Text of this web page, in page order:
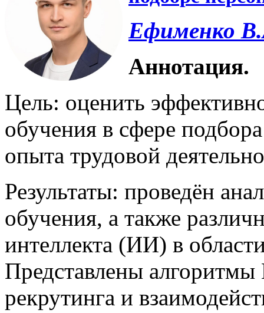
Ефименко
Аннотация.
Цель: оценить
обучения в сфере
опыта трудовой
Результаты: проведён
обучения, а также
интеллекта (ИИ) в
Представлены
рекрутинга и